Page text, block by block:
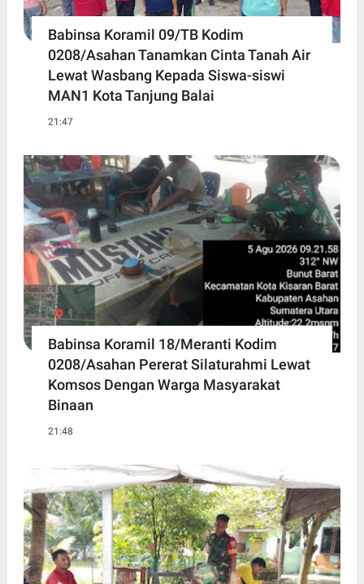
Babinsa Koramil 09/TB Kodim
0208/Asahan Tanamkan Cinta Tanah Air
Lewat Wasbang Kepada Siswa-siswi
MAN1 Kota Tanjung Balai
21:47
Babinsa Koramil 18/Meranti Kodim
0208/Asahan Pererat Silaturahmi Lewat
Komsos Dengan Warga Masyarakat
Binaan
21:48